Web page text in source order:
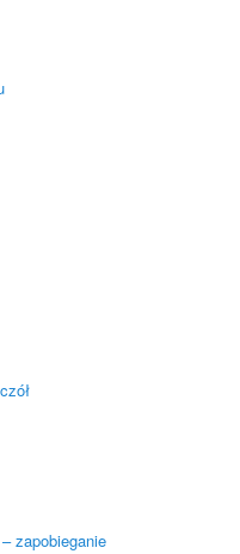
zapobieganie